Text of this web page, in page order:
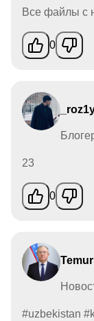
Все файлы с
0
23
0
#uzbekistan